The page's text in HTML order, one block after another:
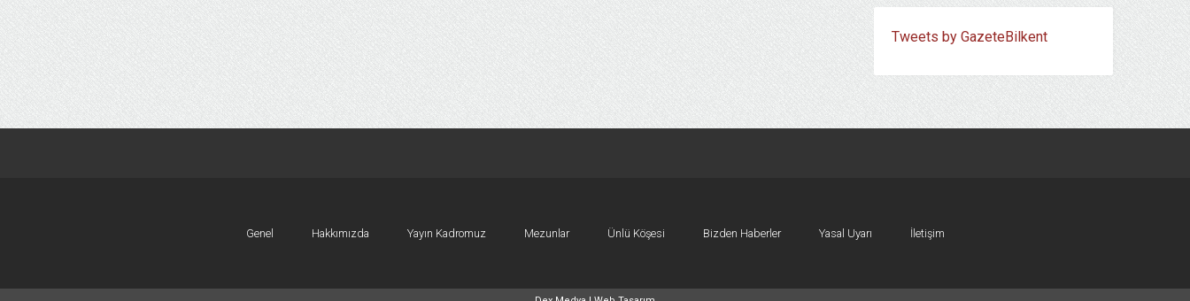
Tweets by GazeteBilkent
Genel Hakkımızda Yayın Kadromuz Mezunlar Ünlü Köşesi Bizden Haberler Yasal Uyarı İletişim